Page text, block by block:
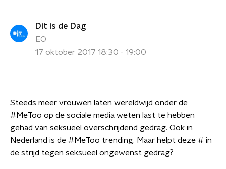
Dit is de Dag
EO
17 oktober 2017 18:30 - 19:00
Steeds meer vrouwen laten wereldwijd onder de
#MeToo op de sociale media weten last te hebben
gehad van seksueel overschrijdend gedrag. Ook in
Nederland is de #MeToo trending. Maar helpt deze # in
de strijd tegen seksueel ongewenst gedrag?